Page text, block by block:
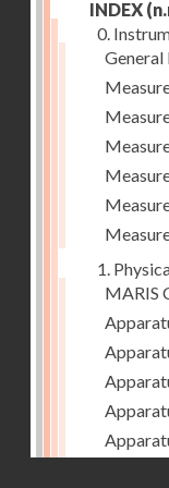
INDEX
0.
General
1.
MARIS